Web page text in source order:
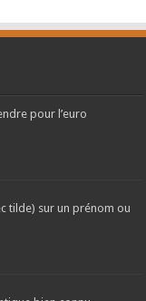
pour l’euro
tilde) sur un prénom ou